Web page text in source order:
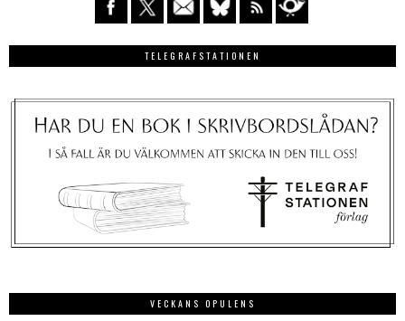
TELEGRAFSTATIONEN
VECKANS OPULENS